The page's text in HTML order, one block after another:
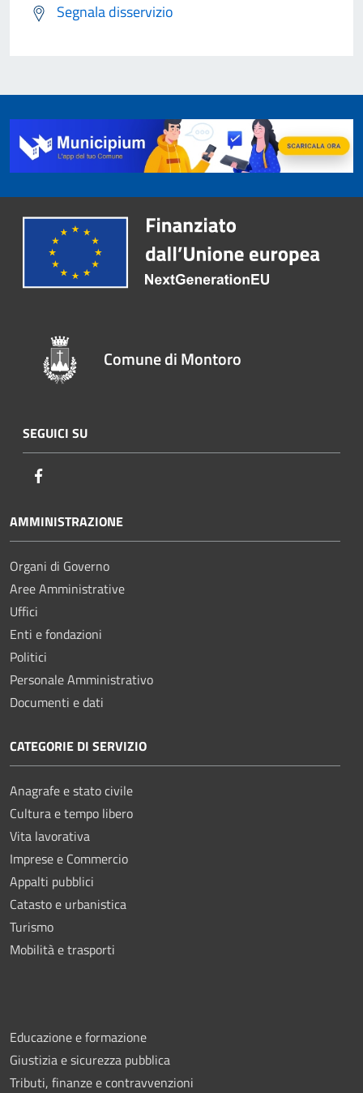
Segnala disservizio
Comune di Montoro
SEGUICI SU
AMMINISTRAZIONE
Organi di Governo
Aree Amministrative
Uffici
Enti e fondazioni
Politici
Personale Amministrativo
Documenti e dati
CATEGORIE DI SERVIZIO
Anagrafe e stato civile
Cultura e tempo libero
Vita lavorativa
Imprese e Commercio
Appalti pubblici
Catasto e urbanistica
Turismo
Mobilità e trasporti
Educazione e formazione
Giustizia e sicurezza pubblica
Tributi, finanze e contravvenzioni